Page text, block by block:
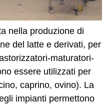
nella produzione di
del latte e derivati, per
maturatori-
essere utilizzati per
caprino, ovino). La
impianti permettono